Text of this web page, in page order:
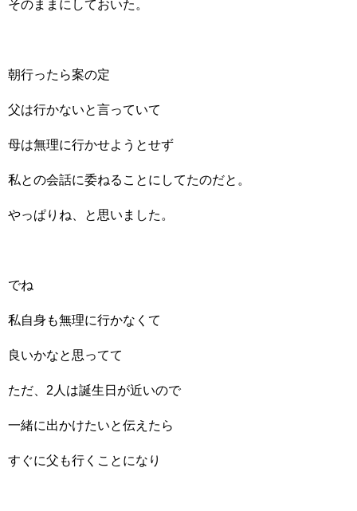
そのままにしておいた。
朝行ったら案の定
父は行かないと言っていて
母は無理に行かせようとせず
私との会話に委ねることにしてたのだと。
やっぱりね、と思いました。
でね
私自身も無理に行かなくて
良いかなと思ってて
ただ、2人は誕生日が近いので
一緒に出かけたいと伝えたら
すぐに父も行くことになり